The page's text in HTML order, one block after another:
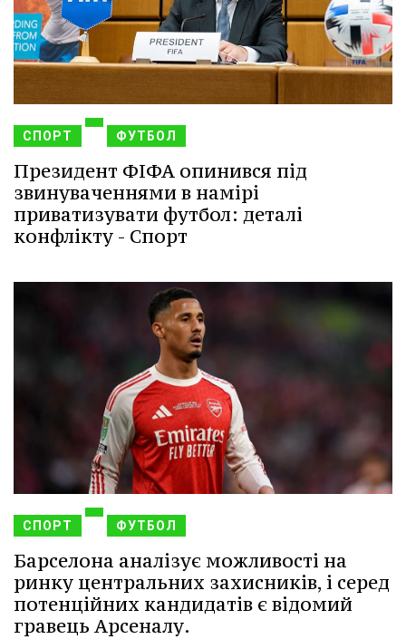
СПОРТ ФУТБОЛ
Президент ФІФА опинився під
звинуваченнями в намірі
приватизувати футбол: деталі
конфлікту - Спорт
СПОРТ ФУТБОЛ
Барселона аналізує можливості на
ринку центральних захисників, і серед
потенційних кандидатів є відомий
гравець Арсеналу.